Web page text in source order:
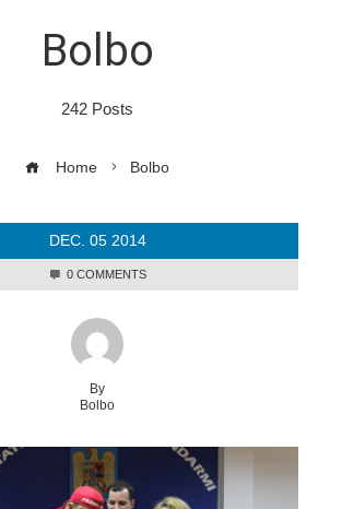
Bolbo
242 Posts
Home Bolbo
DEC. 05 2014
0 COMMENTS
By
Bolbo